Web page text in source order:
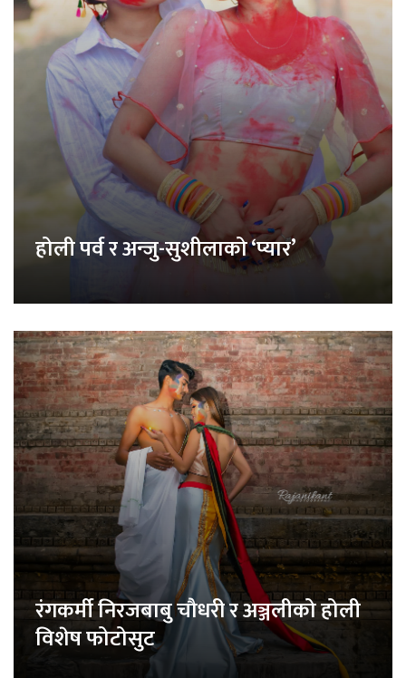
होली पर्व र अन्जु-सुशीलाको ‘प्यार’
रंगकर्मी निरजबाबु चौधरी र अञ्जलीको होली
विशेष फोटोसुट